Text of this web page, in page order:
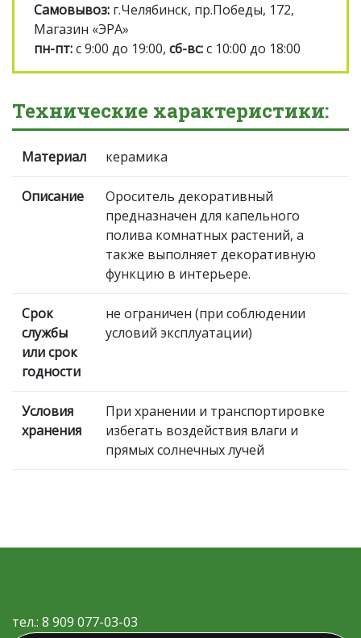
Самовывоз: г.Челябинск, пр.Победы, 172,
Магазин «ЭРА»
пн-пт:с 9:00 до 19:00, сб-вс:с 10:00 до 18:00
Технические характеристики:
Материал керамика
Описание
Ороситель декоративный
предназначен для капельного
полива комнатных растений, а
также выполняет декоративную
функцию в интерьере.
Срок
службы
или срок
годности
не ограничен (при соблюдении
условий эксплуатации)
Условия
хранения
При хранении и транспортировке
избегать воздействия влаги и
прямых солнечных лучей
тел.: 8 909 077-03-03